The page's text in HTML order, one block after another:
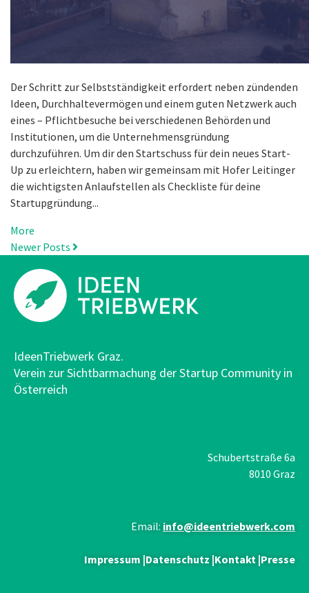
Der Schritt zur Selbstständigkeit erfordert neben zündenden
Ideen, Durchhaltevermögen und einem guten Netzwerk auch
eines – Pflichtbesuche bei verschiedenen Behörden und
Institutionen, um die Unternehmensgründung
durchzuführen. Um dir den Startschuss für dein neues Start-
Up zu erleichtern, haben wir gemeinsam mit Hofer Leitinger
die wichtigsten Anlaufstellen als Checkliste für deine
Startupgründung...
More
Newer Posts
IdeenTriebwerk Graz.
Verein zur Sichtbarmachung der Startup Community in
Österreich
Schubertstraße 6a
8010 Graz
Email: info@ideentriebwerk.com
Impressum |Datenschutz |Kontakt |Presse